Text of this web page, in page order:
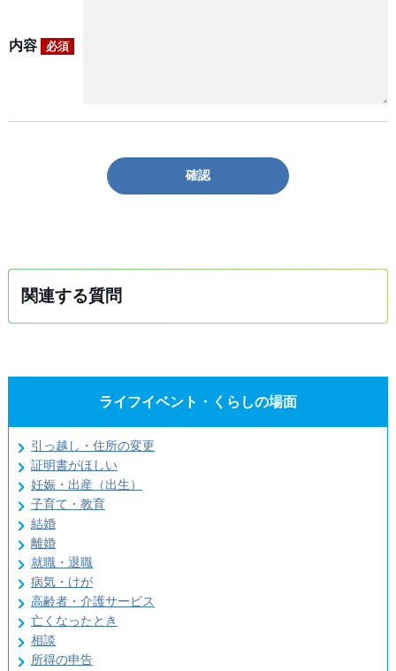
内容 必須
確認
関連する質問
ライフイベント・くらしの場面
引っ越し・住所の変更
証明書がほしい
妊娠・出産（出生）
子育て・教育
結婚
離婚
就職・退職
病気・けが
高齢者・介護サービス
亡くなったとき
相談
所得の申告